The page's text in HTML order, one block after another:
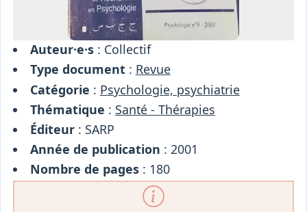
Auteur·e·s: Collectif
Type document: Revue
Catégorie : Psychologie, psychiatrie
Thématique : Santé - Thérapies
Éditeur: SARP
Année de publication : 2001
Nombre de pages: 180